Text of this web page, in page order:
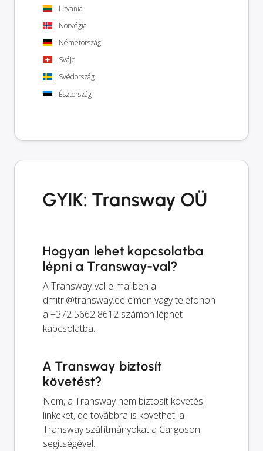
Litvánia
Norvégia
Németország
Svájc
Svédország
Észtország
GYIK: Transway OÜ
Hogyan lehet kapcsolatba
lépni a Transway-val?
A Transway-val e-mailben a
dmitri@transway.ee címen vagy telefonon
a +372 5662 8612 számon léphet
kapcsolatba.
A Transway biztosít
követést?
Nem, a Transway nem biztosít követési
linkeket, de továbbra is követheti a
Transway szállítmányokat a Cargoson
segítségével.